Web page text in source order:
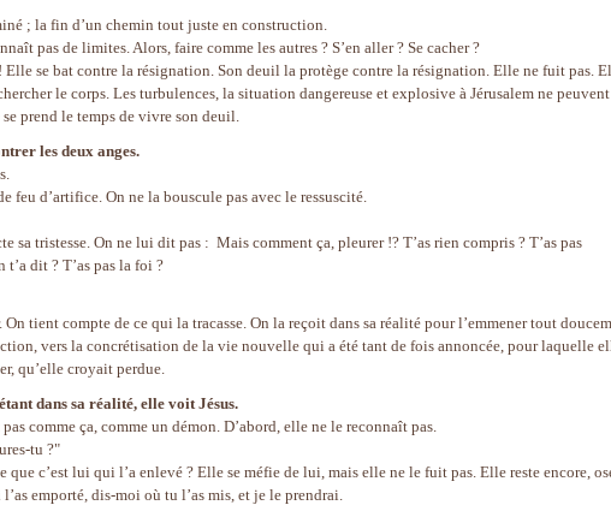
; la fin d’un chemin tout juste en construction.
pas de limites. Alors, faire comme les autres ? S’en aller ? Se cacher ?
Elle se bat contre la résignation. Son deuil la protège contre la résignation. Elle ne fuit pas.
le corps. Les turbulences, la situation dangereuse et explosive à Jérusalem ne peuvent
prend le temps de vivre son deuil.
les deux anges.
feu d’artifice. On ne la bouscule pas avec le ressuscité.
sa tristesse. On ne lui dit pas : Mais comment ça, pleurer !? T’as rien compris ? T’as pas
t’a dit ? T’as pas la foi ?
On tient compte de ce qui la tracasse. On la reçoit dans sa réalité pour l’emmener tout
vers la concrétisation de la vie nouvelle qui a été tant de fois annoncée, pour laquelle
qu’elle croyait perdue.
dans sa réalité, elle voit Jésus.
comme ça, comme un démon. D’abord, elle ne le reconnaît pas.
tu ?"
c’est lui qui l’a enlevé ? Elle se méfie de lui, mais elle ne le fuit pas. Elle reste encore,
emporté, dis-moi où tu l’as mis, et je le prendrai.